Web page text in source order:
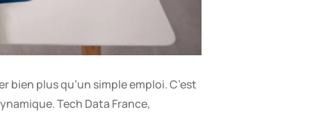
plus qu’un simple emploi. C’est
Tech Data France,